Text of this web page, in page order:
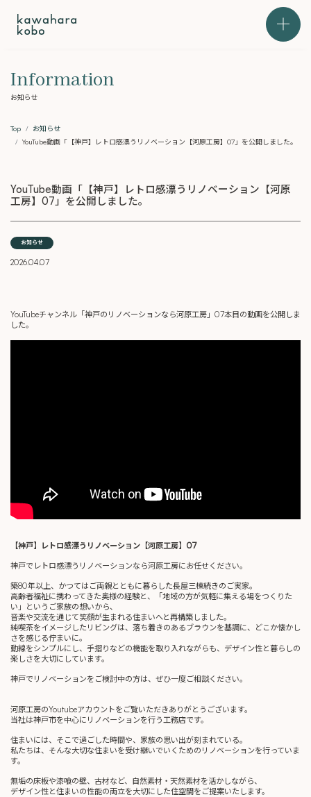
メニュ
Information
お知らせ
Top
お知らせ
YouTube動画「【神戸】レトロ感漂うリノベーション【河原工房】07」を公開しました。
YouTube動画「【神戸】レトロ感漂うリノベーション【河原
工房】07」を公開しました。
お知らせ
2026.04.07
YouTubeチャンネル「神戸のリノベーションなら河原工房」07本目の動画を公開しま
した。
【神戸】レトロ感漂うリノベーション【河原工房】07
神戸でレトロ感漂うリノベーションなら河原工房にお任せください。
築80年以上、かつてはご両親とともに暮らした長屋三棟続きのご実家。
高齢者福祉に携わってきた奥様の経験と、「地域の方が気軽に集える場をつくりた
い」というご家族の想いから、
音楽や交流を通じて笑顔が生まれる住まいへと再構築しました。
純喫茶をイメージしたリビングは、落ち着きのあるブラウンを基調に、どこか懐かし
さを感じる佇まいに。
動線をシンプルにし、手摺りなどの機能を取り入れながらも、デザイン性と暮らしの
楽しさを大切にしています。
神戸でリノベーションをご検討中の方は、ぜひ一度ご相談ください。
河原工房のYoutubeアカウントをご覧いただきありがとうございます。
当社は神戸市を中心にリノベーションを行う工務店です。
住まいには、そこで過ごした時間や、家族の思い出が刻まれている。
私たちは、そんな大切な住まいを受け継いでいくためのリノベーションを行っていま
す。
無垢の床板や漆喰の壁、古材など、自然素材・天然素材を活かしながら、
デザイン性と住まいの性能の両立を大切にした住空間をご提案いたします。